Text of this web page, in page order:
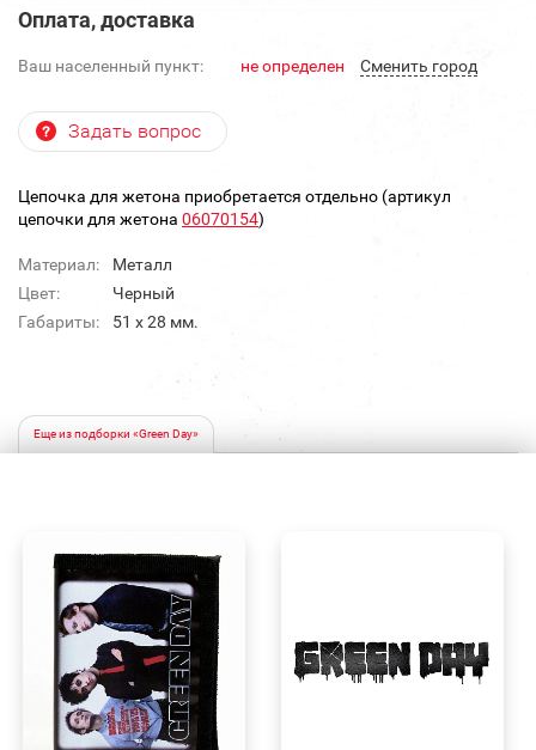
Оплата, доставка
Ваш населенный пункт: не определен Cменить город
Задать вопрос
Цепочка для жетона приобретается отдельно (артикул
цепочки для жетона 06070154)
Материал:
Металл
Цвет:
Черный
Габариты:
51 х 28 мм.
Еще из подборки «Green Day»